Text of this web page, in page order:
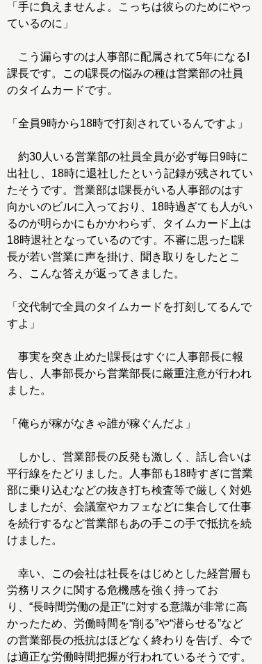
「手に負えませんよ。こっちは彼らのためにやっ
ているのに」
こう漏らすのは人事部に配属されて5年になるI
課長です。このI課長の悩みの種は営業部の社員
のタイムカードです。
「全員9時から18時で打刻されているんですよ」
約30人いる営業部の社員全員が必ず毎日9時に
出社し、18時に退社したという記録が残されてい
たそうです。営業部はI課長がいる人事部のはす
向かいのビルに入っており、18時過ぎても人がい
るのが明らかにもかかわらず、タイムカード上は
18時退社となっているのです。不審に思ったI課
長が若い営業に声を掛け、聞き取りをしたとこ
ろ、こんな答えが返ってきました。
「交代制で全員のタイムカードを打刻してるんで
すよ」
事実を突き止めたI課長はすぐに人事部長に報
告し、人事部長から営業部長に厳重注意が行われ
ました。
「俺らが稼がなきゃ誰が稼ぐんだよ」
しかし、営業部長の反発も激しく、話し合いは
平行線をたどりました。人事部も18時すぎに営業
部に乗り込むなどの抜き打ち検査等で厳しく対処
しましたが、会議室やカフェなどに集合して仕事
を続行するなど営業部もあの手この手で抵抗を続
けました。
幸い、この会社は社長をはじめとした経営層も
労務リスクに関する危機感を強く持ってお
り、“長時間労働の是正”に対する意識が非常に高
かったため、労働時間を“削る”や“潜らせる”など
の営業部長の抵抗はほどなく終わりを告げ、今で
は適正な労働時間把握が行われているそうです。